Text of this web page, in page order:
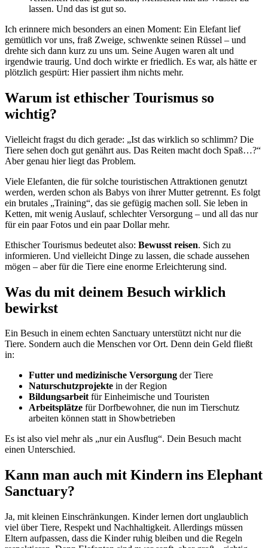
lassen. Und das ist gut so.
Ich erinnere mich besonders an einen Moment: Ein Elefant lief
gemütlich vor uns, fraß Zweige, schwenkte seinen Rüssel – und
drehte sich dann kurz zu uns um. Seine Augen waren alt und
irgendwie traurig. Und doch wirkte er friedlich. Es war, als hätte er
plötzlich gespürt: Hier passiert ihm nichts mehr.
Warum ist ethischer Tourismus so
wichtig?
Vielleicht fragst du dich gerade: „Ist das wirklich so schlimm? Die
Tiere sehen doch gut genährt aus. Das Reiten macht doch Spaß…?“
Aber genau hier liegt das Problem.
Viele Elefanten, die für solche touristischen Attraktionen genutzt
werden, werden schon als Babys von ihrer Mutter getrennt. Es folgt
ein brutales „Training“, das sie gefügig machen soll. Sie leben in
Ketten, mit wenig Auslauf, schlechter Versorgung – und all das nur
für ein paar Fotos und ein paar Dollar mehr.
Ethischer Tourismus bedeutet also: Bewusst reisen. Sich zu
informieren. Und vielleicht Dinge zu lassen, die schade aussehen
mögen – aber für die Tiere eine enorme Erleichterung sind.
Was du mit deinem Besuch wirklich
bewirkst
Ein Besuch in einem echten Sanctuary unterstützt nicht nur die
Tiere. Sondern auch die Menschen vor Ort. Denn dein Geld fließt
in:
Futter und medizinische Versorgung der Tiere
Naturschutzprojekte in der Region
Bildungsarbeitfür Einheimische und Touristen
Arbeitsplätze für Dorfbewohner, die nun im Tierschutz
arbeiten können statt in Showbetrieben
Es ist also viel mehr als „nur ein Ausflug“. Dein Besuch macht
einen Unterschied.
Kann man auch mit Kindern ins Elephant
Sanctuary?
Ja, mit kleinen Einschränkungen. Kinder lernen dort unglaublich
viel über Tiere, Respekt und Nachhaltigkeit. Allerdings müssen
Eltern aufpassen, dass die Kinder ruhig bleiben und die Regeln